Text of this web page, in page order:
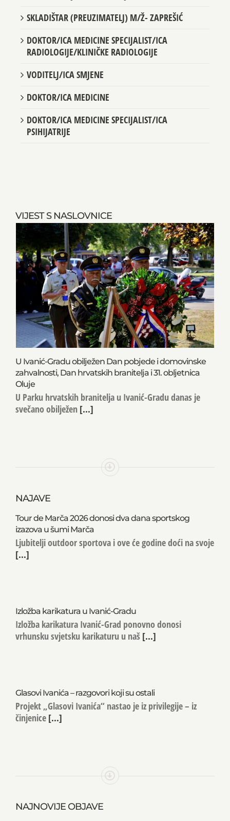
VIJEST S NASLOVNICE
U Ivanić-Gradu obilježen Dan pobjede i domovinske
zahvalnosti, Dan hrvatskih branitelja i 31. obljetnica
Oluje
U Parku hrvatskih branitelja u Ivanić-Gradu danas je
svečano obilježen [...]
NAJAVE
Tour de Marča 2026 donosi dva dana sportskog
izazova u šumi Marča
Ljubitelji outdoor sportova i ove će godine doći na svoje
[...]
Izložba karikatura u Ivanić-Gradu
Izložba karikatura Ivanić-Grad ponovno donosi
vrhunsku svjetsku karikaturu u naš [...]
Glasovi Ivanića – razgovori koji su ostali
Projekt „Glasovi Ivanića“ nastao je iz privilegije – iz
činjenice [...]
NAJNOVIJE OBJAVE
SKLADIŠTAR (PREUZIMATELJ) M/Ž- ZAPREŠIĆ
DOKTOR/ICA MEDICINE SPECIJALIST/ICA
RADIOLOGIJE/KLINIČKE RADIOLOGIJE
VODITELJ/ICA SMJENE
DOKTOR/ICA MEDICINE
DOKTOR/ICA MEDICINE SPECIJALIST/ICA
PSIHIJATRIJE